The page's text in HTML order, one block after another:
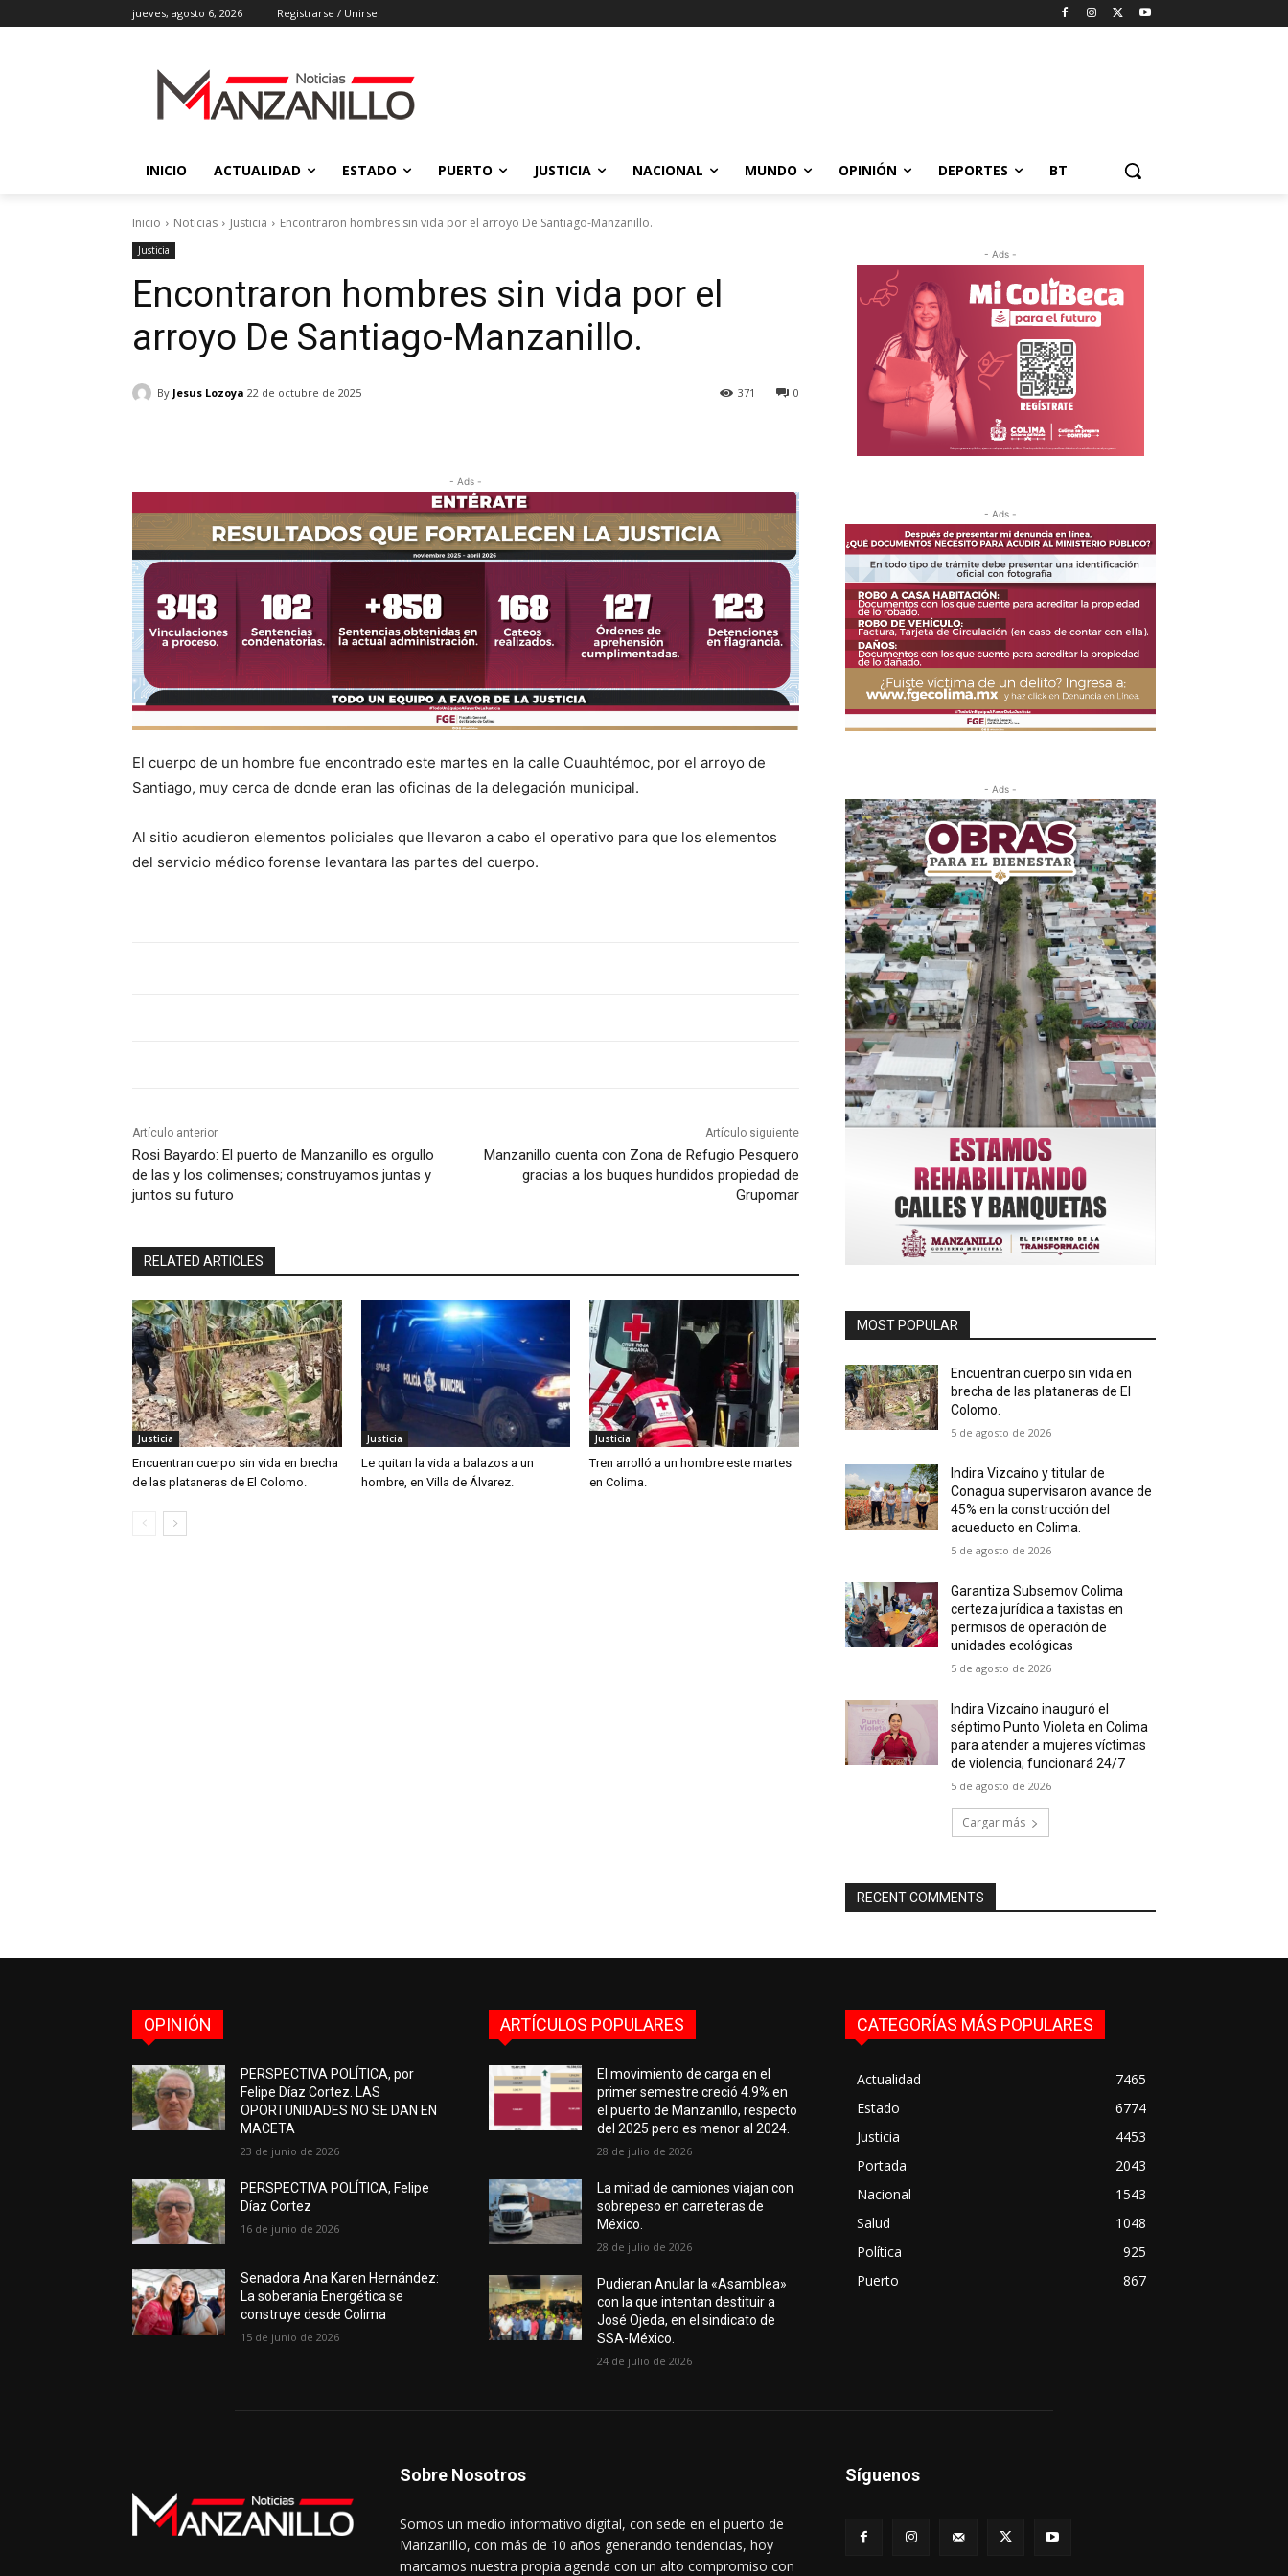
jueves, agosto 6, 2026 Registrarse / Unirse
INICIO ACTUALIDAD ESTADO PUERTO JUSTICIA NACIONAL MUNDO OPINIÓN DEPORTES BT
Inicio Noticias Justicia Encontraron hombres sin vida por el arroyo De Santiago-Manzanillo.
Justicia
Encontraron hombres sin vida por el
arroyo De Santiago-Manzanillo.
By Jesus Lozoya 22 de octubre de 2025 0
371
- Ads -
El cuerpo de un hombre fue encontrado este martes en la calle Cuauhtémoc, por el arroyo de
Santiago, muy cerca de donde eran las oficinas de la delegación municipal.
Al sitio acudieron elementos policiales que llevaron a cabo el operativo para que los elementos
del servicio médico forense levantara las partes del cuerpo.
Artículo anterior
Rosi Bayardo: El puerto de Manzanillo es orgullo
de las y los colimenses; construyamos juntas y
juntos su futuro
Artículo siguiente
Manzanillo cuenta con Zona de Refugio Pesquero
gracias a los buques hundidos propiedad de
Grupomar
RELATED ARTICLES
Justicia
Encuentran cuerpo sin vida en brecha
de las plataneras de El Colomo.
Justicia
Le quitan la vida a balazos a un
hombre, en Villa de Álvarez.
Justicia
Tren arrolló a un hombre este martes
en Colima.
- Ads -
- Ads -
- Ads -
MOST POPULAR
Encuentran cuerpo sin vida en
brecha de las plataneras de El
Colomo.
5 de agosto de 2026
Indira Vizcaíno y titular de
Conagua supervisaron avance de
45% en la construcción del
acueducto en Colima.
5 de agosto de 2026
Garantiza Subsemov Colima
certeza jurídica a taxistas en
permisos de operación de
unidades ecológicas
5 de agosto de 2026
Indira Vizcaíno inauguró el
séptimo Punto Violeta en Colima
para atender a mujeres víctimas
de violencia; funcionará 24/7
5 de agosto de 2026
Cargar más
RECENT COMMENTS
OPINIÓN
PERSPECTIVA POLÍTICA, por
Felipe Díaz Cortez. LAS
OPORTUNIDADES NO SE DAN EN
MACETA
23 de junio de 2026
PERSPECTIVA POLÍTICA, Felipe
Díaz Cortez
16 de junio de 2026
Senadora Ana Karen Hernández:
La soberanía Energética se
construye desde Colima
15 de junio de 2026
ARTÍCULOS POPULARES
El movimiento de carga en el
primer semestre creció 4.9% en
el puerto de Manzanillo, respecto
del 2025 pero es menor al 2024.
28 de julio de 2026
La mitad de camiones viajan con
sobrepeso en carreteras de
México.
28 de julio de 2026
Pudieran Anular la «Asamblea»
con la que intentan destituir a
José Ojeda, en el sindicato de
SSA-México.
24 de julio de 2026
CATEGORÍAS MÁS POPULARES
Actualidad
7465
Estado
6774
Justicia
4453
Portada
2043
Nacional
1543
Salud
1048
Política
925
Puerto
867
Sobre Nosotros
Somos un medio informativo digital, con sede en el puerto de
Manzanillo, con más de 10 años generando tendencias, hoy
marcamos nuestra propia agenda con un alto compromiso con
Síguenos